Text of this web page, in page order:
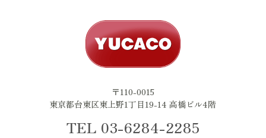
〒110-0015
東京都台東区東上野1丁目19-14 高橋ビル4階
TEL 03-6284-2285